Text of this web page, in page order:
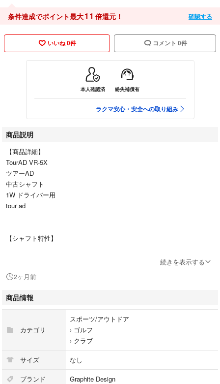
条件達成でポイント最大11 倍還元！ 確認する
いいね 0件 コメント 0件
本人確認済 紛失補償有
ラクマ安心・安全への取り組み
商品説明
【商品詳細】
TourAD VR-5X
ツアーAD
中古シャフト
1W ドライバー用
tour ad
【シャフト特性】
■プロ使用率の高い同社のTOUR AD PTやTPの特徴を継承しており、東レ
のしなやかさに剛性感をプラスし、振り遅れを防ぎヘッドの返りの良い特
性となっております。
●元部の剛性を上げることでスピード感が増し、振り遅れしにくく初速の
高速化を実現。
中弾道設計と捕まりの良いドロー設計。
続きを表示する
2ヶ月前
商品情報
カテゴリ
スポーツ/アウトドア
› ゴルフ
› クラブ
サイズ なし
ブランド Graphite Design